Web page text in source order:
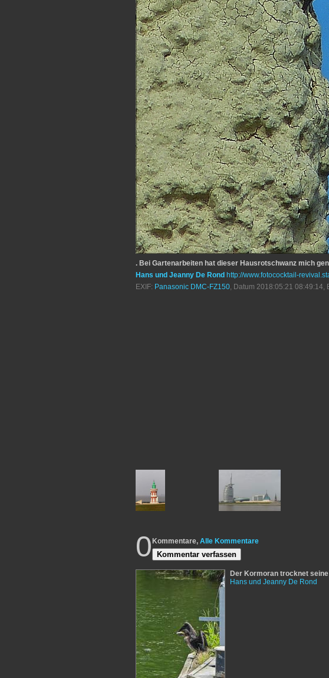
. Bei Gartenarbeiten hat dieser Hausrotschwanz mich
Hans und Jeanny De Rond http://www.fotococktail-
EXIF: Panasonic DMC-FZ150, Datum 2018:05:21 08:49:14,
0 Kommentare, Alle Kommentare
Kommentar verfassen
Der Kormoran trocknet
Hans und Jeanny De Rond